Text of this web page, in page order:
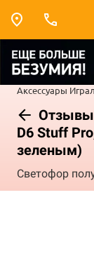
Аксессуары
Отзывы
D6 Stuff
зеленым)
Светофор